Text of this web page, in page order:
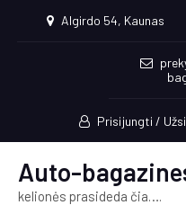
Algirdo 54, Kaunas
Prisijungti /
Auto-
kelionės prasideda čia….